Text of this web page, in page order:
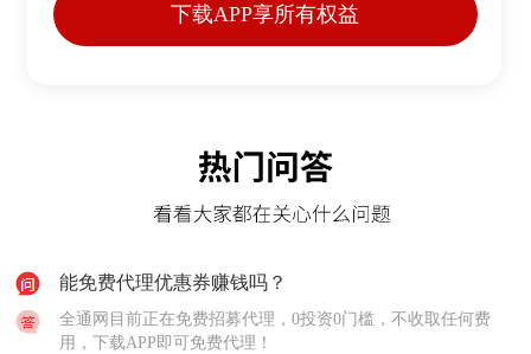
下载APP享所有权益
能免费代理优惠券赚钱吗？
全通网目前正在免费招募代理，0投资0门槛，不收取任何费
用，下载APP即可免费代理！